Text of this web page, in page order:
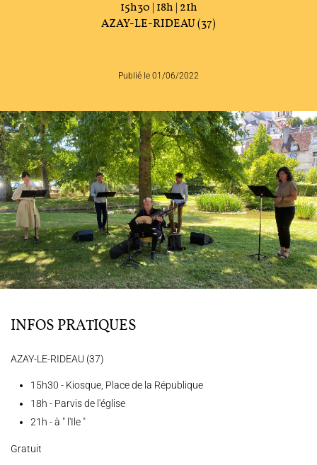
L'ENSEMBLE JACQUES MODERNE
JOËL SUHUBIETTE
AGENDA
PROGRAMMES
MÉDIATION CULTURELLE
DISCOGRAPHIE
15h30 | 18h | 21h
AZAY-LE-RIDEAU (37)
Publié le 01/06/2022
INFOS PRATIQUES
AZAY-LE-RIDEAU (37)
15h30 - Kiosque, Place de la République
18h - Parvis de l'église
21h - à " l'Ile "
Gratuit